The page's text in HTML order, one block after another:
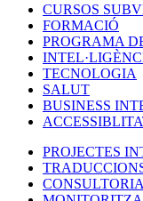
CURSOS
FORMACIÓ
PROGRAMA
TECNOLOGIA
SALUT
BUSINESS
PROJECTES
CONSULTORIA